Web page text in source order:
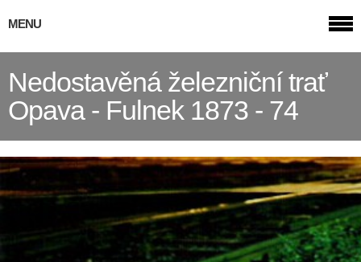
Nedostavěná železniční trať
Opava - Fulnek 1873 - 74
MENU